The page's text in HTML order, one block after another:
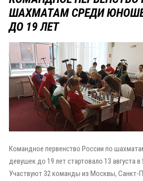
ШАХМАТАМ СРЕДИ
ДО 19 ЛЕТ
Командное первенство России по
девушек до 19 лет стартовало 13 августа
Участвуют 32 команды из Москвы, Санкт-